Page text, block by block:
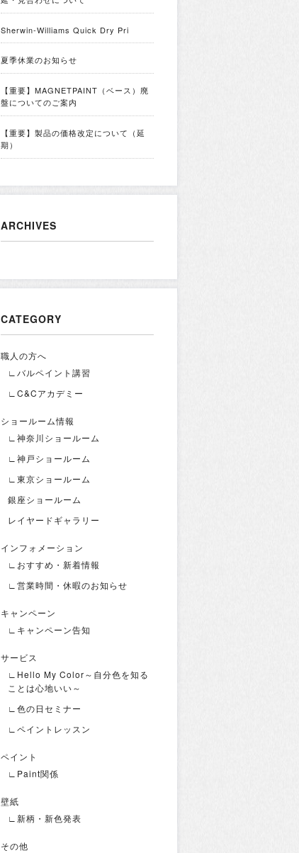
Sherwin-Williams Quick Dry Pri
夏季休業のお知らせ
【重要】MAGNETPAINT（ベース）廃
盤についてのご案内
【重要】製品の価格改定について（延
期）
ARCHIVES
CATEGORY
職人の方へ
∟バルペイント講習
∟C&Cアカデミー
ショールーム情報
∟神奈川ショールーム
∟神戸ショールーム
∟東京ショールーム
銀座ショールーム
レイヤードギャラリー
インフォメーション
∟おすすめ・新着情報
∟営業時間・休暇のお知らせ
キャンペーン
∟キャンペーン告知
サービス
∟Hello My Color～自分色を知る
ことは心地いい～
∟色の日セミナー
∟ペイントレッスン
ペイント
∟Paint関係
壁紙
∟新柄・新色発表
その他